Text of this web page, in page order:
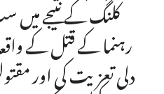
کلنگ کے نتیجے میں
رہنما کے قتل کے
دلی تعزیت کی اور